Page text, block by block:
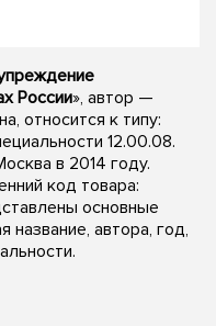
России», автор —
относится к типу:
12.00.08.
в 2014 году.
код товара:
основные
название, автора, год,